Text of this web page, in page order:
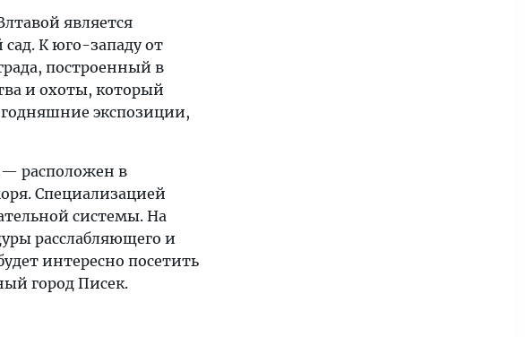
является
К юго-западу от
построенный в
и охоты, который
экспозиции,
расположен в
Специализацией
системы. На
расслабляющего и
интересно посетить
город Писек.